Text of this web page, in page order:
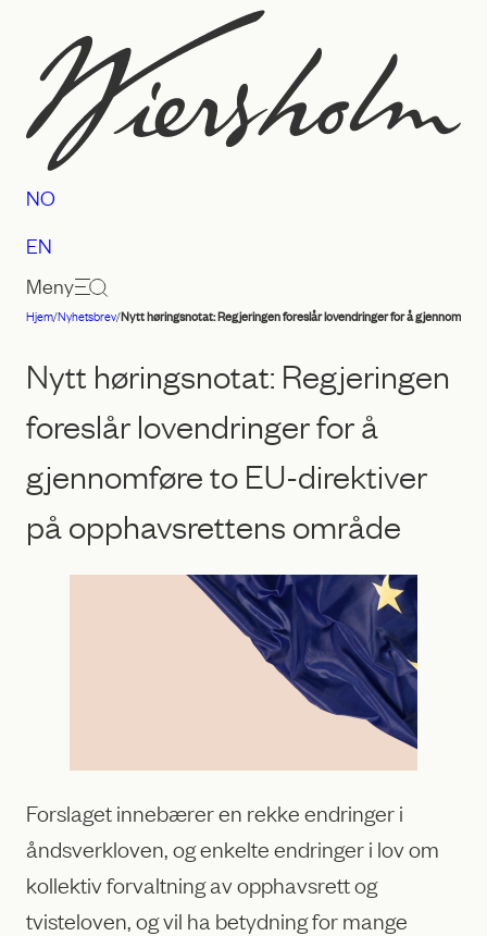
innhold
Advokatfirmaet
Wiersholm
NO
EN
Meny
Hjem/Nyhetsbrev/Nytt høringsnotat: Regjeringen foreslår lovendringer for å
Nytt høringsnotat: Regjeringen
foreslår lovendringer for å
gjennomføre to EU-direktiver
på opphavsrettens område
Forslaget innebærer en rekke endringer i
åndsverkloven, og enkelte endringer i lov om
kollektiv forvaltning av opphavsrett og
tvisteloven, og vil ha betydning for mange